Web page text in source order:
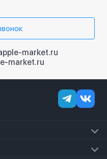
market.ru
market.ru